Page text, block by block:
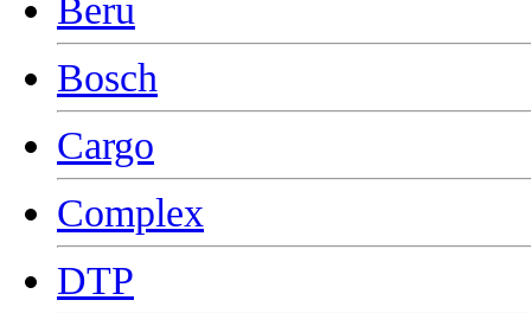
Bosch
Cargo
Complex
DTP